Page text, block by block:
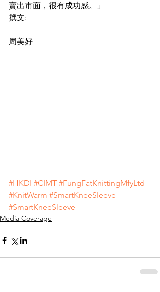
賣出市面，很有成功感。」
撰文:
周美好
#HKDI #CIMT #FungFatKnittingMfyLtd
#KnitWarm #SmartKneeSleeve
#SmartKneeSleeve
Media Coverage